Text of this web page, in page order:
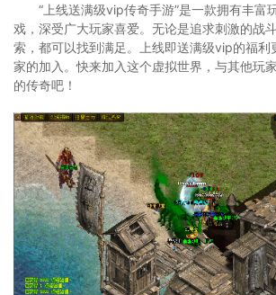
“上线送满级vip传奇手游”是一款拥有丰富
戏，深受广大玩家喜爱。无论是追求刺激的战
索，都可以找到满足。上线即送满级vip的福利
家的加入。快来加入这个虚拟世界，与其他玩
的传奇吧！